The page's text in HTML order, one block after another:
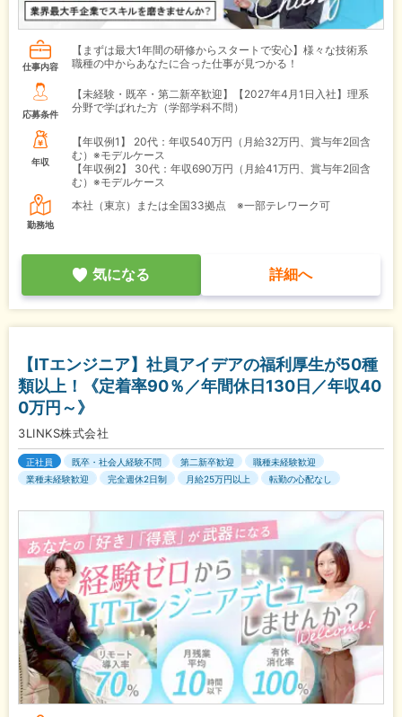
仕事内容
【まずは最大1年間の研修からスタートで安心】様々な技術系
職種の中からあなたに合った仕事が見つかる！
応募条件
【未経験・既卒・第二新卒歓迎】【2027年4月1日入社】理系
分野で学ばれた方（学部学科不問）
年収
【年収例1】
20代：年収540万円（月給32万円、賞与年2回含
む）※モデルケース
【年収例2】
30代：年収690万円（月給41万円、賞与年2回含
む）※モデルケース
勤務地
本社（東京）または全国33拠点 ※一部テレワーク可
気になる 詳細へ
【ITエンジニア】社員アイデアの福利厚生が50種
類以上！《定着率90％／年間休日130日／年収40
0万円～》
3LINKS株式会社
正社員 既卒・社会人経験不問 第二新卒歓迎
職種未経験歓迎
業種未経験歓迎
完全週休2日制 月給25万円以上 転勤の心配なし